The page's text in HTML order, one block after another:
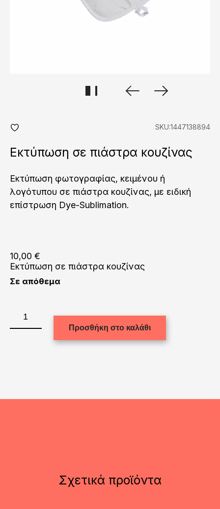
fav
SKU:1447138894
Εκτύπωση σε πιάστρα κουζίνας
Εκτύπωση φωτογραφίας, κειμένου ή
λογότυπου σε πιάστρα κουζίνας, με ειδική
επίστρωση Dye-Sublimation.
10,00 €
Εκτύπωση σε πιάστρα κουζίνας
Σε απόθεμα
πιάστρα
Προσθήκη στο καλάθι
Σχετικά προϊόντα